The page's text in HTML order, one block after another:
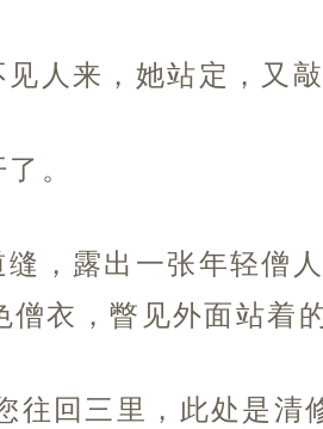
人来，她站定，又敲
。
，露出一张年轻僧
衣，瞥见外面站着
往回三里，此处是清